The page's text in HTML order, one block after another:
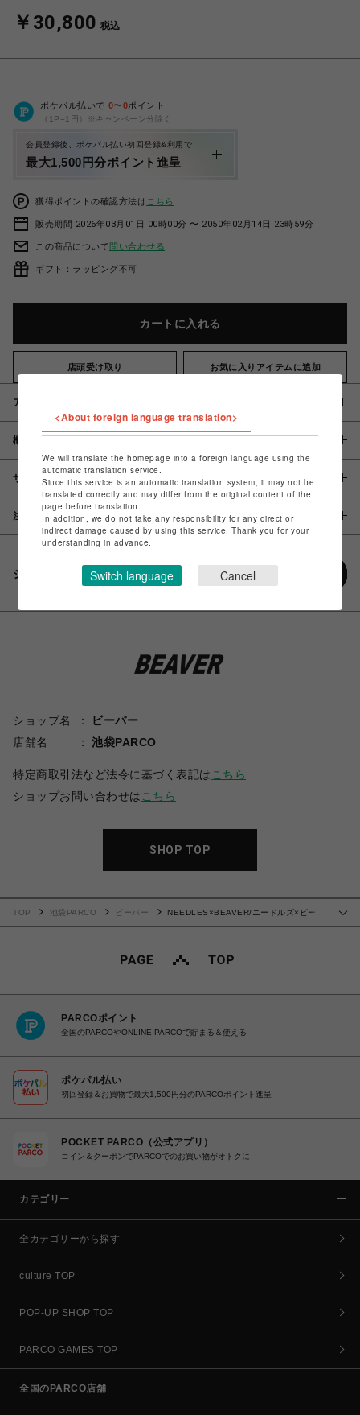
￥30,800 税込
ポケパル払いで 0〜0ポイント
（1P=1円）※キャンペーン分除く
会員登録後、ポケパル払い初回登録&利用で
最大1,500円分ポイント進呈
獲得ポイントの確認方法は こちら
販売期間 2026年03月01日 00時00分 〜 2050年02月14日 23時59分
この商品について問い合わせる
ギフト：ラッピング不可
カートに入れる
店頭受け取り お気に入りアイテムに追加
アイテム説明 / 素材
概要
サイズ
注意事項
シェアする
ショップ名
ビーバー
店舗名
池袋PARCO
特定商取引法など法令に基づく表記は こちら
ショップお問い合わせは こちら
SHOP TOP
TOP 池袋PARCO ビーバー
NEEDLES×BEAVER/ニードルズ×ビーバ
PARCOポイント
全国のPARCOやONLINE PARCOで貯まる＆使える
ポケパル払い
初回登録＆お買物で最大1,500円分のPARCOポイント進呈
POCKET PARCO（公式アプリ）
コイン＆クーポンでPARCOでのお買い物がオトクに
カテゴリー
全カテゴリーから探す
culture TOP
POP-UP SHOP TOP
PARCO GAMES TOP
全国のPARCO店舗
<About foreign language translation>
We will translate the homepage into a foreign language using the
automatic translation service.
Since this service is an automatic translation system, it may not be
translated correctly and may differ from the original content of the
page before translation.
In addition, we do not take any responsibility for any direct or
indirect damage caused by using this service. Thank you for your
understanding in advance.
Switch language Cancel